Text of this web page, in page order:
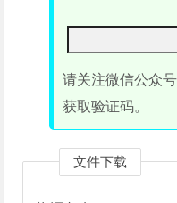
请关注微信公众号
获取验证码。
文件下载